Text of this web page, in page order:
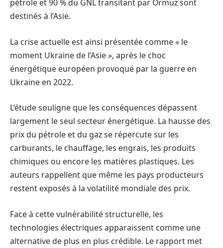
pétrole et 90 % du GNL transitant par Ormuz sont
destinés à l’Asie.
La crise actuelle est ainsi présentée comme « le
moment Ukraine de l’Asie », après le choc
énergétique européen provoqué par la guerre en
Ukraine en 2022.
L’étude souligne que les conséquences dépassent
largement le seul secteur énergétique. La hausse des
prix du pétrole et du gaz se répercute sur les
carburants, le chauffage, les engrais, les produits
chimiques ou encore les matières plastiques. Les
auteurs rappellent que même les pays producteurs
restent exposés à la volatilité mondiale des prix.
Face à cette vulnérabilité structurelle, les
technologies électriques apparaissent comme une
alternative de plus en plus crédible. Le rapport met